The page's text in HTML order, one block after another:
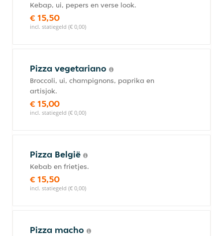
Kebap, ui, pepers en verse look.
€ 15,50
incl. statiegeld (€ 0,00)
Pizza vegetariano
Broccoli, ui, champignons, paprika en
artisjok.
€ 15,00
incl. statiegeld (€ 0,00)
Pizza België
Kebab en frietjes.
€ 15,50
incl. statiegeld (€ 0,00)
Pizza macho